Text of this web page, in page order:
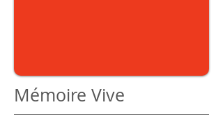
Mémoire Vive